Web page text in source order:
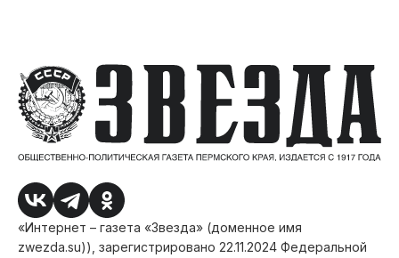
«Интернет – газета «Звезда» (доменное имя
zwezda.su)), зарегистрировано 22.11.2024 Федеральной